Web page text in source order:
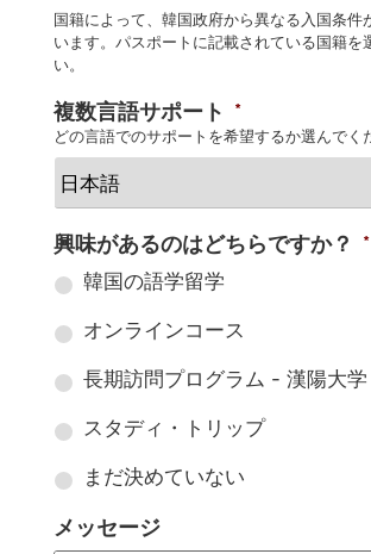
国籍によって、韓国政府から異なる入国条件
います。パスポートに記載されている国籍を
い。
複数言語サポート *
どの言語でのサポートを希望するか選んでく
興味があるのはどちらですか？ *
韓国の語学留学
オンラインコース
長期訪問プログラム - 漢陽大学
スタディ・トリップ
まだ決めていない
メッセージ